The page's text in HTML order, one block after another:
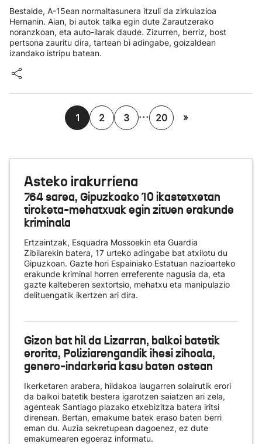
Bestalde, A-15ean normaltasunera itzuli da zirkulazioa
Hernanin. Aian, bi autok talka egin dute Zarautzerako
noranzkoan, eta auto-ilarak daude. Zizurren, berriz, bost
pertsona zauritu dira, tartean bi adingabe, goizaldean
izandako istripu batean.
1 2 3 ... 20 »
Asteko irakurriena
764 sarea, Gipuzkoako 10 ikastetxetan
tiroketa-mehatxuak egin zituen erakunde
kriminala
Ertzaintzak, Esquadra Mossoekin eta Guardia
Zibilarekin batera, 17 urteko adingabe bat atxilotu du
Gipuzkoan. Gazte hori Espainiako Estatuan nazioarteko
erakunde kriminal horren erreferente nagusia da, eta
gazte kalteberen sextortsio, mehatxu eta manipulazio
delituengatik ikertzen ari dira.
Gizon bat hil da Lizarran, balkoi batetik
erorita, Poliziarengandik ihesi zihoala,
genero-indarkeria kasu baten ostean
Ikerketaren arabera, hildakoa laugarren solairutik erori
da balkoi batetik bestera igarotzen saiatzen ari zela,
agenteak Santiago plazako etxebizitza batera iritsi
direnean. Bertan, emakume batek eraso baten berri
eman du. Auzia sekretupean dagoenez, ez dute
emakumearen egoeraz informatu.